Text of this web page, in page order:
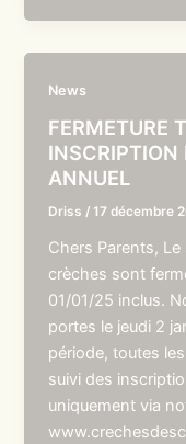
News
FERMETURE
INSCRIPTION
ANNUEL
Driss /17 décembre
Chers Parents,
crèches sont
01/01/25 inclus.
portes le jeudi 2
période, toutes
suivi des
uniquement via